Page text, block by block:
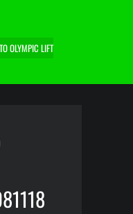
OLYMPIC LIFT